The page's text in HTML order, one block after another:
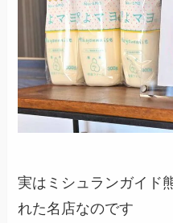
実はミシュランガイド
れた名店なのです